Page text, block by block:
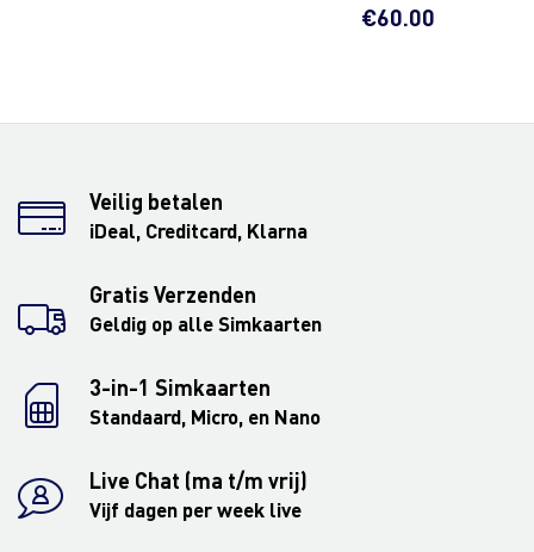
€60.00
Veilig betalen
iDeal, Creditcard, Klarna
Gratis Verzenden
Geldig op alle Simkaarten
3-in-1 Simkaarten
Standaard, Micro, en Nano
Live Chat (ma t/m vrij)
Vijf dagen per week live